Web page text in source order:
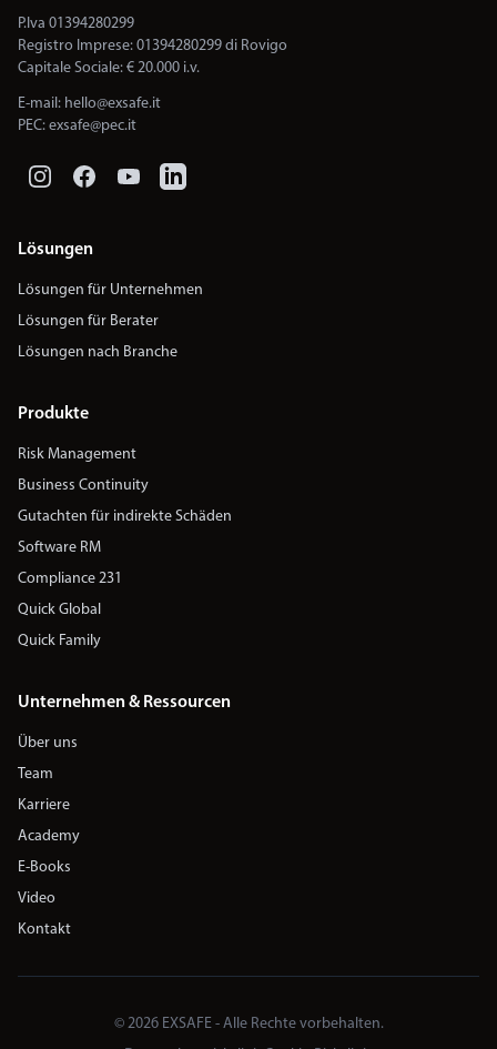
P.Iva 01394280299
Registro Imprese: 01394280299 di Rovigo
Capitale Sociale: € 20.000 i.v.
E-mail: hello@exsafe.it
PEC:exsafe@pec.it
Lösungen
Lösungen für Unternehmen
Lösungen für Berater
Lösungen nach Branche
Produkte
Risk Management
Business Continuity
Gutachten für indirekte Schäden
Software RM
Compliance 231
Quick Global
Quick Family
Unternehmen & Ressourcen
Über uns
Team
Karriere
Academy
E-Books
Video
Kontakt
© 2026 EXSAFE - Alle Rechte vorbehalten.